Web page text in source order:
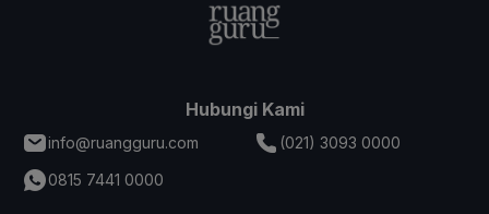
Hubungi Kami
info@ruangguru.com
(021) 3093 0000
0815 7441 0000